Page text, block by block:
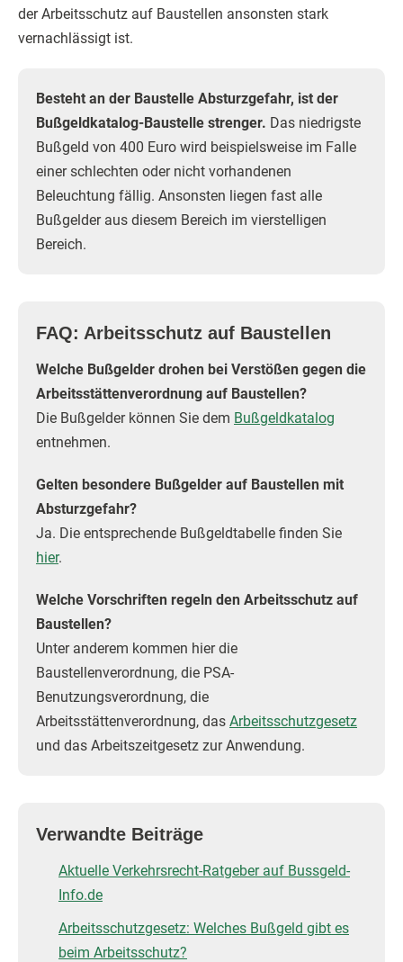
der Arbeitsschutz auf Baustellen ansonsten stark
vernachlässigt ist.
Besteht an der Baustelle Absturzgefahr, ist der
Bußgeldkatalog-Baustelle strenger. Das niedrigste
Bußgeld von 400 Euro wird beispielsweise im Falle
einer schlechten oder nicht vorhandenen
Beleuchtung fällig. Ansonsten liegen fast alle
Bußgelder aus diesem Bereich im vierstelligen
Bereich.
FAQ: Arbeitsschutz auf Baustellen
Welche Bußgelder drohen bei Verstößen gegen die
Arbeitsstättenverordnung auf Baustellen?
Die Bußgelder können Sie dem Bußgeldkatalog
entnehmen.
Gelten besondere Bußgelder auf Baustellen mit
Absturzgefahr?
Ja. Die entsprechende Bußgeldtabelle finden Sie
hier.
Welche Vorschriften regeln den Arbeitsschutz auf
Baustellen?
Unter anderem kommen hier die
Baustellenverordnung, die PSA-
Benutzungsverordnung, die
Arbeitsstättenverordnung, das Arbeitsschutzgesetz
und das Arbeitszeitgesetz zur Anwendung.
Verwandte Beiträge
Aktuelle Verkehrsrecht-Ratgeber auf Bussgeld-
Info.de
Arbeitsschutzgesetz: Welches Bußgeld gibt es
beim Arbeitsschutz?